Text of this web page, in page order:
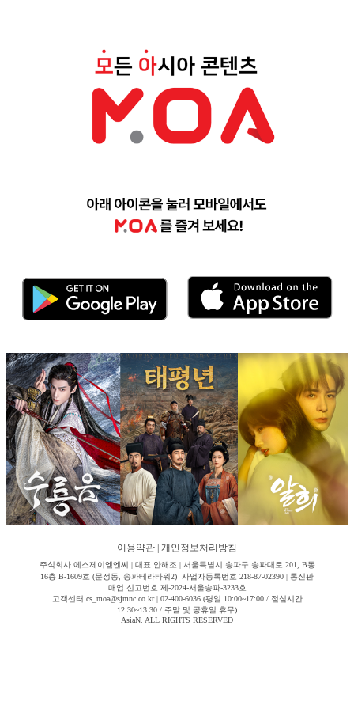
이용약관 개인정보처리방침
주식회사 에스제이엠엔씨 | 대표 안해조 | 서울특별시 송파구 송파대로 201, B동
16층 B-1609호 (문정동, 송파테라타워2) 사업자등록번호 218-87-02390 | 통신판
매업 신고번호 제-2024-서울송파-3233호
고객센터 cs_moa@sjmnc.co.kr | 02-400-6036 (평일 10:00~17:00 / 점심시간
12:30~13:30 / 주말 및 공휴일 휴무)
AsiaN. ALL RIGHTS RESERVED